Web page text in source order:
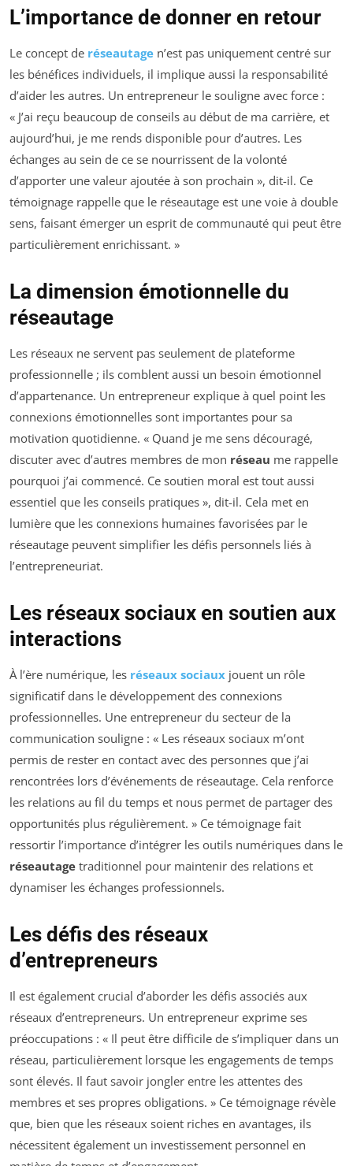
L’importance de donner en retour
Le concept de réseautage n’est pas uniquement centré sur
les bénéfices individuels, il implique aussi la responsabilité
d’aider les autres. Un entrepreneur le souligne avec force :
« J’ai reçu beaucoup de conseils au début de ma carrière, et
aujourd’hui, je me rends disponible pour d’autres. Les
échanges au sein de ce se nourrissent de la volonté
d’apporter une valeur ajoutée à son prochain », dit-il. Ce
témoignage rappelle que le réseautage est une voie à double
sens, faisant émerger un esprit de communauté qui peut être
particulièrement enrichissant. »
La dimension émotionnelle du
réseautage
Les réseaux ne servent pas seulement de plateforme
professionnelle ; ils comblent aussi un besoin émotionnel
d’appartenance. Un entrepreneur explique à quel point les
connexions émotionnelles sont importantes pour sa
motivation quotidienne. « Quand je me sens découragé,
discuter avec d’autres membres de mon réseau me rappelle
pourquoi j’ai commencé. Ce soutien moral est tout aussi
essentiel que les conseils pratiques », dit-il. Cela met en
lumière que les connexions humaines favorisées par le
réseautage peuvent simplifier les défis personnels liés à
l’entrepreneuriat.
Les réseaux sociaux en soutien aux
interactions
À l’ère numérique, les réseaux sociaux jouent un rôle
significatif dans le développement des connexions
professionnelles. Une entrepreneur du secteur de la
communication souligne : « Les réseaux sociaux m’ont
permis de rester en contact avec des personnes que j’ai
rencontrées lors d’événements de réseautage. Cela renforce
les relations au fil du temps et nous permet de partager des
opportunités plus régulièrement. » Ce témoignage fait
ressortir l’importance d’intégrer les outils numériques dans le
réseautage traditionnel pour maintenir des relations et
dynamiser les échanges professionnels.
Les défis des réseaux
d’entrepreneurs
Il est également crucial d’aborder les défis associés aux
réseaux d’entrepreneurs. Un entrepreneur exprime ses
préoccupations : « Il peut être difficile de s’impliquer dans un
réseau, particulièrement lorsque les engagements de temps
sont élevés. Il faut savoir jongler entre les attentes des
membres et ses propres obligations. » Ce témoignage révèle
que, bien que les réseaux soient riches en avantages, ils
nécessitent également un investissement personnel en